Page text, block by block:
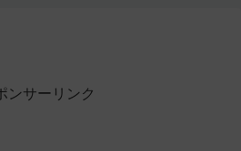
ンサーリンク